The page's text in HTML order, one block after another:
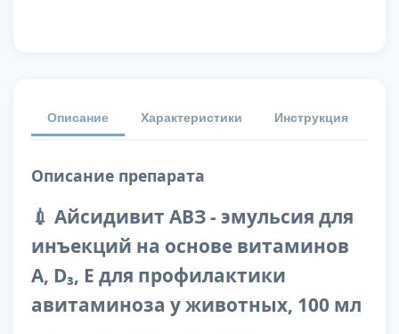
Описание Характеристики Инструкция
Описание препарата
💉 Айсидивит АВЗ - эмульсия для
инъекций на основе витаминов
А, D₃, Е для профилактики
авитаминоза у животных, 100 мл